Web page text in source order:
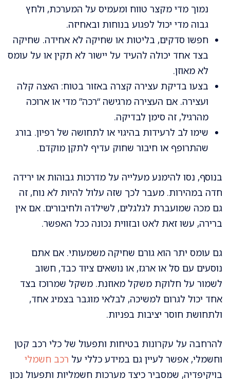
נמוך מדי מקצר טווח ומעמיס על המערכת, ולחץ
גבוה מדי יכול לפגוע בנוחות ובאחיזה.
חפשו סדקים, בליטות או שחיקה לא אחידה. שחיקה
בצד אחד יכולה להעיד על יישור לא תקין או על עומס
לא מאוזן.
בצעו בדיקת עצירה קצרה באזור בטוח: האצה קלה
ועצירה. אם העצירה מרגישה “רכה” מדי או ארוכה
מהרגיל, זה סימן לבדיקה.
שימו לב לרעידות בהיגוי או לתחושה של רפיון. בורג
שהתרופף או חיבור שחוק עדיף לתקן מוקדם.
בנוסף, נסו להימנע מעלייה על מדרכות גבוהות או ירידה
חדה במהירות. מעבר לכך שזה עלול להיות לא נוח, זה
גם מכה שמועברת לגלגלים, לשילדה ולחיבורים. אם אין
ברירה, עשו זאת לאט ובזווית נכונה ככל האפשר.
גם עומס יתר הוא גורם שחיקה משמעותי. אם אתם
נוסעים עם סל או ארגז, או נושאים ציוד כבד, חשוב
לשמור על חלוקת משקל מאוזנת. משקל שמרוכז בצד
אחד יכול לגרום למשיכה, לבלאי מוגבר בצמיג אחד,
ולתחושת חוסר יציבות בפניות.
להרחבה על עקרונות בטיחות ותפעול של כלי רכב קטן
וחשמלי, אפשר לעיין גם במידע כללי על רכב חשמלי
בויקיפדיה, שמסביר כיצד מערכות חשמליות ותפעול נכון